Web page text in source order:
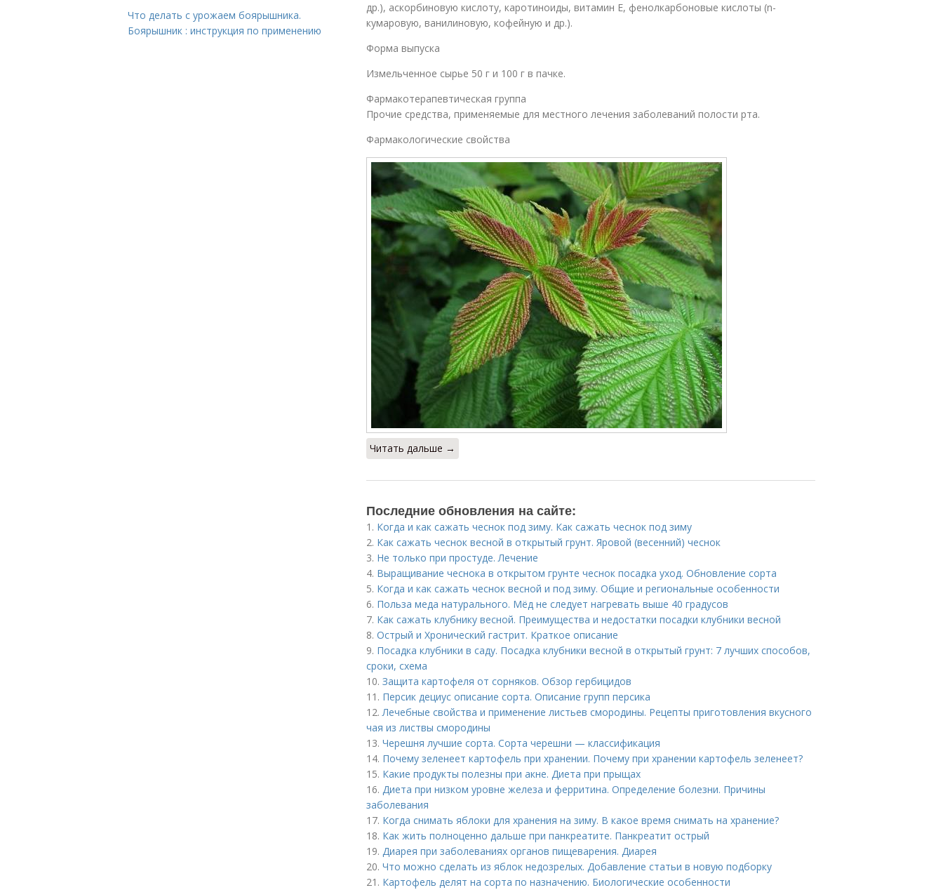
др.), аскорбиновую кислоту, каротиноиды, витамин Е, фенолкарбоновые кислоты (n-
кумаровую, ванилиновую, кофейную и др.).
Форма выпуска
Измельченное сырье 50 г и 100 г в пачке.
Фармакотерапевтическая группа
Прочие средства, применяемые для местного лечения заболеваний полости рта.
Фармакологические свойства
Читать дальше →
Последние обновления на сайте:
1. Когда и как сажать чеснок под зиму. Как сажать чеснок под зиму
2. Как сажать чеснок весной в открытый грунт. Яровой (весенний) чеснок
3. Не только при простуде. Лечение
4. Выращивание чеснока в открытом грунте чеснок посадка уход. Обновление сорта
5. Когда и как сажать чеснок весной и под зиму. Общие и региональные особенности
6. Польза меда натурального. Мёд не следует нагревать выше 40 градусов
7. Как сажать клубнику весной. Преимущества и недостатки посадки клубники весной
8. Острый и Хронический гастрит. Краткое описание
9. Посадка клубники в саду. Посадка клубники весной в открытый грунт: 7 лучших способов,
сроки, схема
10. Защита картофеля от сорняков. Обзор гербицидов
11. Персик дециус описание сорта. Описание групп персика
12.Лечебные свойства и применение листьев смородины. Рецепты приготовления вкусного
чая из листвы смородины
13. Черешня лучшие сорта. Сорта черешни — классификация
14. Почему зеленеет картофель при хранении. Почему при хранении картофель зеленеет?
15. Какие продукты полезны при акне. Диета при прыщах
16. Диета при низком уровне железа и ферритина. Определение болезни. Причины
заболевания
17. Когда снимать яблоки для хранения на зиму. В какое время снимать на хранение?
18. Как жить полноценно дальше при панкреатите. Панкреатит острый
19. Диарея при заболеваниях органов пищеварения. Диарея
20. Что можно сделать из яблок недозрелых. Добавление статьи в новую подборку
21. Картофель делят на сорта по назначению. Биологические особенности
Что делать с урожаем боярышника.
Боярышник : инструкция по применению